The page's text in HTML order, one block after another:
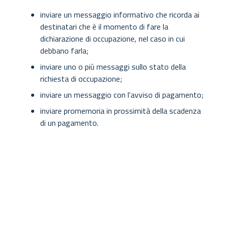
inviare un messaggio informativo che ricorda ai
destinatari che è il momento di fare la
dichiarazione di occupazione, nel caso in cui
debbano farla;
inviare uno o più messaggi sullo stato della
richiesta di occupazione;
inviare un messaggio con l'avviso di pagamento;
inviare promemoria in prossimità della scadenza
di un pagamento.